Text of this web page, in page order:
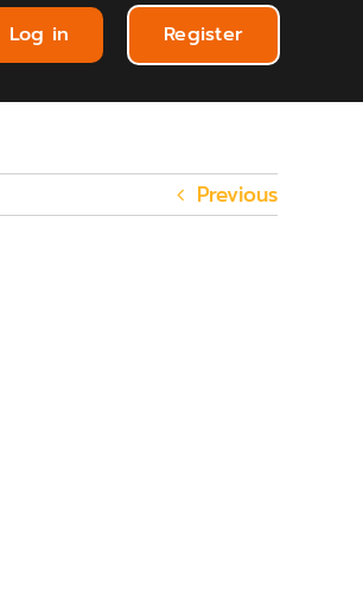
Log in Register
Previous